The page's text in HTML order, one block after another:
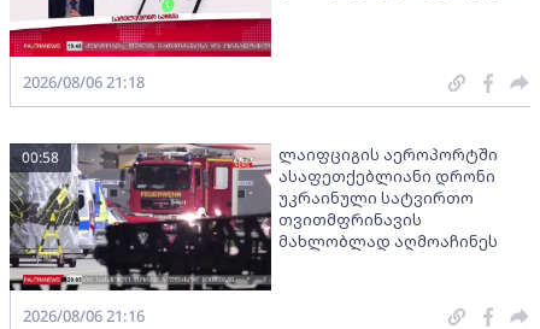
2026/08/06 21:18
ლაიფციგის აეროპორტში
ასაფეთქებლიანი დრონი
უკრაინული სატვირთო
თვითმფრინავის
მახლობლად აღმოაჩინეს
00:58
2026/08/06 21:16